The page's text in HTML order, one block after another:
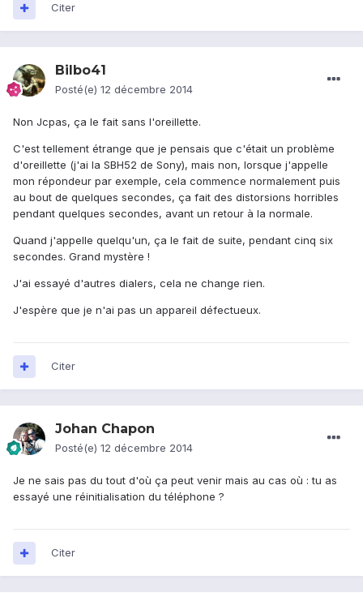
Citer
Bilbo41
Posté(e) 12 décembre 2014
Non Jcpas, ça le fait sans l'oreillette.
C'est tellement étrange que je pensais que c'était un problème
d'oreillette (j'ai la SBH52 de Sony), mais non, lorsque j'appelle
mon répondeur par exemple, cela commence normalement puis
au bout de quelques secondes, ça fait des distorsions horribles
pendant quelques secondes, avant un retour à la normale.
Quand j'appelle quelqu'un, ça le fait de suite, pendant cinq six
secondes. Grand mystère !
J'ai essayé d'autres dialers, cela ne change rien.
J'espère que je n'ai pas un appareil défectueux.
Citer
Johan Chapon
Posté(e) 12 décembre 2014
Je ne sais pas du tout d'où ça peut venir mais au cas où : tu as
essayé une réinitialisation du téléphone ?
Citer